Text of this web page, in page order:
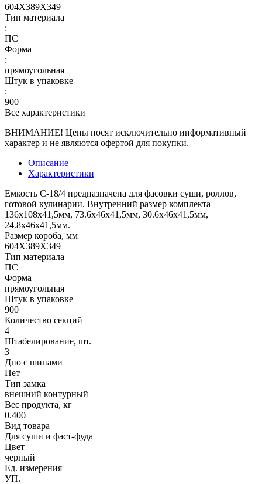
604Х389Х349
Тип материала
:
ПС
Форма
:
прямоугольная
Штук в упаковке
:
900
Все характеристики
ВНИМАНИЕ! Цены носят исключительно информативный
характер и не являются офертой для покупки.
Описание
Характеристики
Емкость С-18/4 предназначена для фасовки суши, роллов,
готовой кулинарии. Внутренний размер комплекта
136х108х41,5мм, 73.6х46х41,5мм, 30.6х46х41,5мм,
24.8х46х41,5мм.
Размер короба, мм
604Х389Х349
Тип материала
ПС
Форма
прямоугольная
Штук в упаковке
900
Количество секций
4
Штабелирование, шт.
3
Дно с шипами
Нет
Тип замка
внешний контурный
Вес продукта, кг
0.400
Вид товара
Для суши и фаст-фуда
Цвет
черный
Ед. измерения
УП.